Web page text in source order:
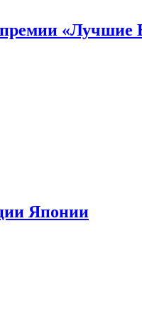
«Лучшие
Японии